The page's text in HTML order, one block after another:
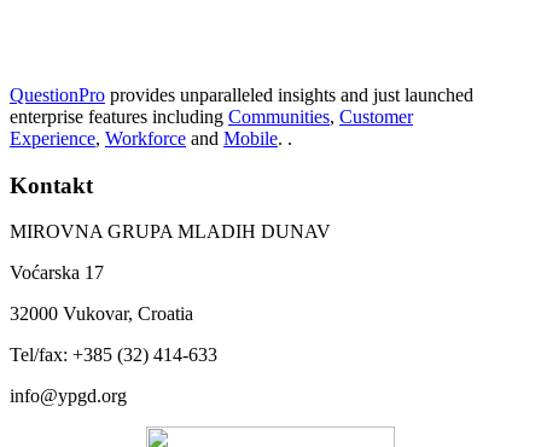
QuestionPro provides unparalleled insights and just launched
enterprise features including Communities, Customer
Experience, Workforce and Mobile. .
Kontakt
MIROVNA GRUPA MLADIH DUNAV
Voćarska 17
32000 Vukovar, Croatia
Tel/fax: +385 (32) 414-633
info@ypgd.org